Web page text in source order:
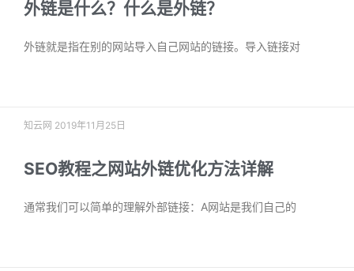
外链是什么？什么是外链？
外链就是指在别的网站导入自己网站的链接。导入链接对
知云网 2019年11月25日
SEO教程之网站外链优化方法详解
通常我们可以简单的理解外部链接：A网站是我们自己的